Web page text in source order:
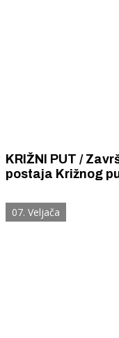
KRIŽNI PUT /
postaja Križnog
kiparice Milene
07. Veljača